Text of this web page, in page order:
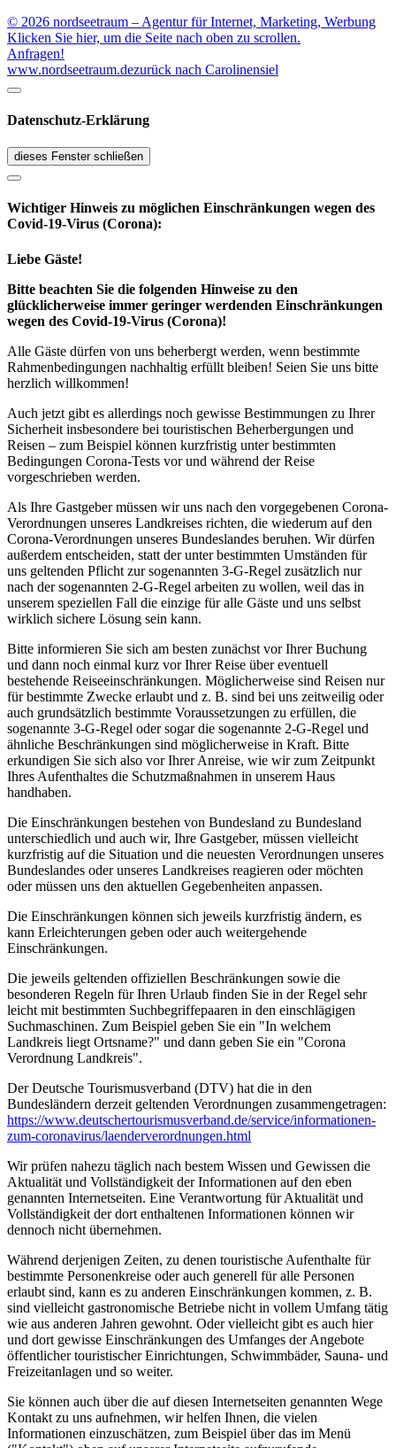
© 2026 nordseetraum – Agentur für Internet, Marketing, Werbung
Klicken Sie hier, um die Seite nach oben zu scrollen.
Anfragen!
www.nordseetraum.dezurück nach Carolinensiel
Datenschutz-Erklärung
dieses Fenster schließen
Wichtiger Hinweis zu möglichen Ein­schränk­ungen wegen des
Covid-19-Virus (Corona):
Liebe Gäste!
Bitte beachten Sie die folgenden Hinweise zu den
glücklicherweise immer geringer werdenden Einschränkungen
wegen des Covid-19-Virus (Corona)!
Alle Gäste dürfen von uns beherbergt werden, wenn bestimmte
Rahmenbedingungen nachhaltig erfüllt bleiben! Seien Sie uns bitte
herzlich willkommen!
Auch jetzt gibt es allerdings noch gewisse Bestimmungen zu Ihrer
Sicherheit insbesondere bei touristischen Beherbergungen und
Reisen – zum Beispiel können kurzfristig unter bestimmten
Bedingungen Corona-Tests vor und während der Reise
vorgeschrieben werden.
Als Ihre Gastgeber müssen wir uns nach den vorgegebenen Corona-
Verordnungen unseres Landkreises richten, die wiederum auf den
Corona-Verordnungen unseres Bundeslandes beruhen. Wir dürfen
außerdem entscheiden, statt der unter bestimmten Umständen für
uns geltenden Pflicht zur sogenannten 3-G-Regel zusätzlich nur
nach der sogenannten 2-G-Regel arbeiten zu wollen, weil das in
unserem speziellen Fall die einzige für alle Gäste und uns selbst
wirklich sichere Lösung sein kann.
Bitte informieren Sie sich am besten zunächst vor Ihrer Buchung
und dann noch einmal kurz vor Ihrer Reise über eventuell
bestehende Reiseeinschränkungen. Möglicherweise sind Reisen nur
für bestimmte Zwecke erlaubt und z. B. sind bei uns zeitweilig oder
auch grundsätzlich bestimmte Voraussetzungen zu erfüllen, die
sogenannte 3-G-Regel oder sogar die sogenannte 2-G-Regel und
ähnliche Beschränkungen sind möglicherweise in Kraft. Bitte
erkundigen Sie sich also vor Ihrer Anreise, wie wir zum Zeitpunkt
Ihres Aufenthaltes die Schutzmaßnahmen in unserem Haus
handhaben.
Die Einschränkungen bestehen von Bundesland zu Bundesland
unterschiedlich und auch wir, Ihre Gastgeber, müssen vielleicht
kurzfristig auf die Situation und die neuesten Verordnungen unseres
Bundeslandes oder unseres Landkreises reagieren oder möchten
oder müssen uns den aktuellen Gegebenheiten anpassen.
Die Einschränkungen können sich jeweils kurzfristig ändern, es
kann Erleichterungen geben oder auch weitergehende
Einschränkungen.
Die jeweils geltenden offiziellen Beschränkungen sowie die
besonderen Regeln für Ihren Urlaub finden Sie in der Regel sehr
leicht mit bestimmten Suchbegriffepaaren in den einschlägigen
Suchmaschinen. Zum Beispiel geben Sie ein "In welchem
Landkreis liegt Ortsname?" und dann geben Sie ein "Corona
Verordnung Landkreis".
Der Deutsche Tourismusverband (DTV) hat die in den
Bundesländern derzeit geltenden Verordnungen zusammengetragen:
https://www.deutscher­tourismusverband.de/­service/­informationen-
zum-coronavirus/­laenderverordnungen.html
Wir prüfen nahezu täglich nach bestem Wissen und Gewissen die
Aktualität und Vollständigkeit der Informationen auf den eben
genannten Internetseiten. Eine Verantwortung für Aktualität und
Vollständigkeit der dort enthaltenen Informationen können wir
dennoch nicht übernehmen.
Während derjenigen Zeiten, zu denen touristische Aufenthalte für
bestimmte Personenkreise oder auch generell für alle Personen
erlaubt sind, kann es zu anderen Einschränkungen kommen, z. B.
sind vielleicht gastronomische Betriebe nicht in vollem Umfang tätig
wie aus anderen Jahren gewohnt. Oder vielleicht gibt es auch hier
und dort gewisse Einschränkungen des Umfanges der Angebote
öffentlicher touristischer Einrichtungen, Schwimmbäder, Sauna- und
Freizeitanlagen und so weiter.
Sie können auch über die auf diesen Internetseiten genannten Wege
Kontakt zu uns aufnehmen, wir helfen Ihnen, die vielen
Informationen einzuschätzen, zum Beispiel über das im Menü